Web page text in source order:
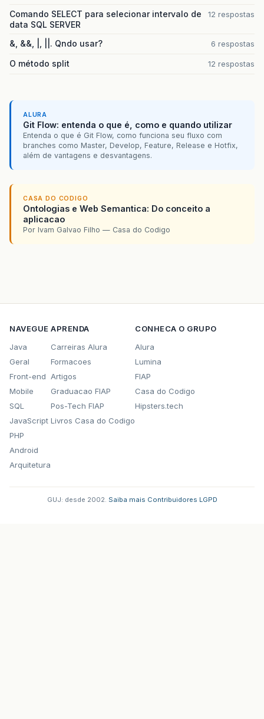
Comando SELECT para selecionar intervalo de
data SQL SERVER
12 respostas
&, &&, |, ||. Qndo usar? 6 respostas
O método split 12 respostas
ALURA
Git Flow: entenda o que é, como e quando utilizar
Entenda o que é Git Flow, como funciona seu fluxo com
branches como Master, Develop, Feature, Release e Hotfix,
além de vantagens e desvantagens.
CASA DO CODIGO
Ontologias e Web Semantica: Do conceito a
aplicacao
Por Ivam Galvao Filho — Casa do Codigo
NAVEGUE
Java
Geral
Front-end
Mobile
SQL
JavaScript
PHP
Android
Arquitetura
APRENDA
Carreiras Alura
Formacoes
Artigos
Graduacao FIAP
Pos-Tech FIAP
Livros Casa do Codigo
CONHECA O GRUPO
Alura
Lumina
FIAP
Casa do Codigo
Hipsters.tech
GUJ: desde 2002. Saiba mais Contribuidores LGPD